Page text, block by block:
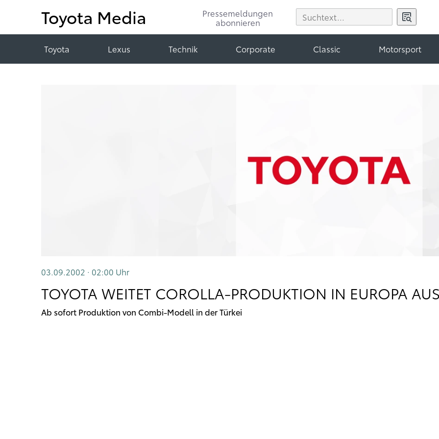
Toyota Media
Pressemeldungen
abonnieren
Toyota Lexus Technik Corporate Classic Motorsport
03.09.2002 · 02:00 Uhr
TOYOTA WEITET COROLLA-PRODUKTION IN EUROPA
Ab sofort Produktion von Combi-Modell in der Türkei